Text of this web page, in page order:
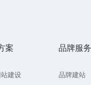
案
建设
品牌服务
品牌建站